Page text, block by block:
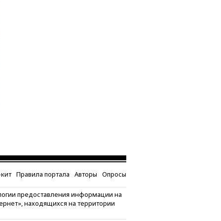
Правила портала Авторы Опросы
предоставления информации на
находящихся на территории